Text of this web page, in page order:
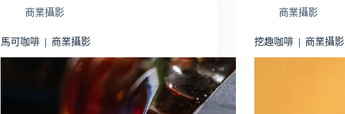
商業攝影
馬可咖啡 | 商業攝影
商業攝影
挖趣咖啡 | 商業攝影